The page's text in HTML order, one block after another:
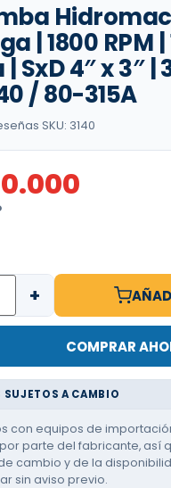
Hidromac
| 1800 RPM |
SxD 4″ x 3″ |
/ 80-315A
SKU: 3140
+
COMPRAR
SUJETOS A CAMBIO
con equipos de
parte del fabricante, así
cambio y de la
sin aviso previo.